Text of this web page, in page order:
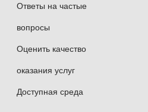
Ответы на частые
вопросы
Оценить качество
оказания услуг
Доступная среда